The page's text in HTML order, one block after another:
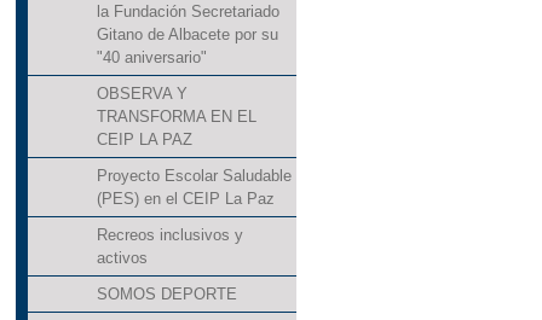
la Fundación Secretariado
Gitano de Albacete por su
"40 aniversario"
OBSERVA Y
TRANSFORMA EN EL
CEIP LA PAZ
Proyecto Escolar Saludable
(PES) en el CEIP La Paz
Recreos inclusivos y
activos
SOMOS DEPORTE